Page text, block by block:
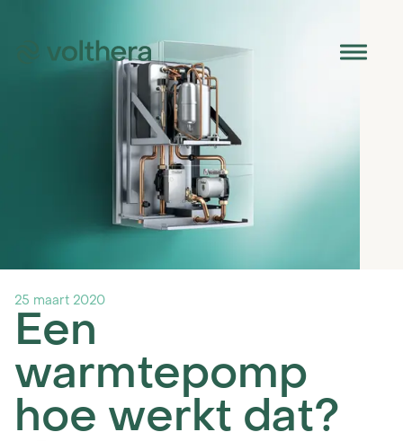
Het PVT-paneel
25 maart 2020
Een
warmtepomp
hoe werkt dat?